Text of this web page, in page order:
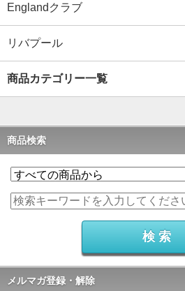
Englandクラブ
リバプール
商品カテゴリー一覧
商品検索
メルマガ登録・解除